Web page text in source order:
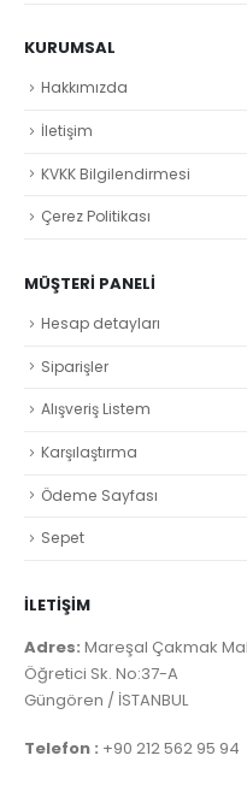
KURUMSAL
Hakkımızda
İletişim
KVKK Bilgilendirmesi
Çerez Politikası
MÜŞTERI PANELI
Hesap detayları
Siparişler
Alışveriş Listem
Karşılaştırma
Ödeme Sayfası
Sepet
İLETİŞİM
Adres: Mareşal Çakmak
Öğretici Sk. No:37-A
Güngören / İSTANBUL
Telefon : +90 212 562 95 94